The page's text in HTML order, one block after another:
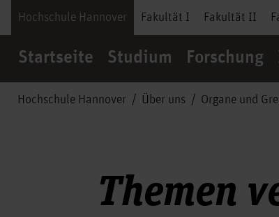
Hochschule Hannover Fakultät I Fakultät II
Startseite Studium Forschung
Hochschule Hannover Über uns Organe und
Themen